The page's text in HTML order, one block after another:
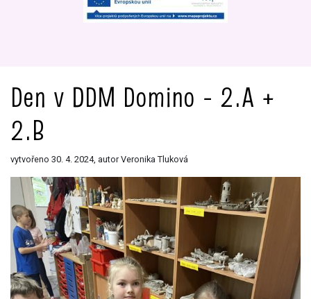
Den v DDM Domino - 2.A +
2.B
vytvořeno 30. 4. 2024, autor Veronika Tluková